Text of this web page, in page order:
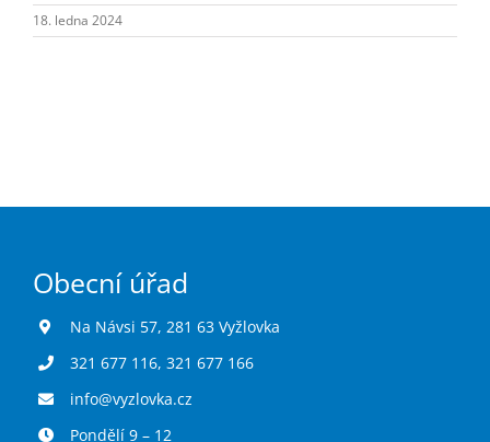
Turistika
18. ledna 2024
Obecní úřad
Na Návsi 57, 281 63 Vyžlovka
321 677 116, 321 677 166
info@vyzlovka.cz
Pondělí 9 – 12